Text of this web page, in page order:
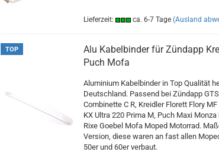
Lieferzeit: ca. 6-7 Tage (Ausland
TOP
Alu Kabelbinder für Zündapp
Puch Mofa
Aluminium Kabelbinder in Top Qualität
Deutschland. Passend bei Zündapp GTS
Combinette C R, Kreidler Florett Flory
KX Ultra 220 Prima M, Puch Maxi
Rixe Goebel Mofa Moped Motorrad.
Version, diese waren an fast allen
50er und 60er verbaut.